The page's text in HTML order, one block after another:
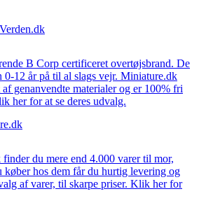
B Corp certificeret overtøjsbrand. De
12 år på til al slags vejr. Miniature.dk
genanvendte materialer og er 100% fri
her for at se deres udvalg.
du mere end 4.000 varer til mor,
køber hos dem får du hurtig levering og
af varer, til skarpe priser. Klik her for